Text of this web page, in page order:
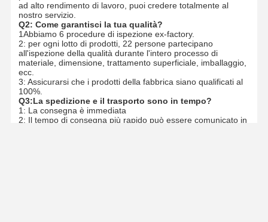
ad alto rendimento di lavoro, puoi credere totalmente al
nostro servizio.
Q2: Come garantisci la tua qualità?
1Abbiamo 6 procedure di ispezione ex-factory.
2: per ogni lotto di prodotti, 22 persone partecipano
all'ispezione della qualità durante l'intero processo di
materiale, dimensione, trattamento superficiale, imballaggio,
ecc.
3: Assicurarsi che i prodotti della fabbrica siano qualificati al
100%.
Q3:La spedizione e il trasporto sono in tempo?
1: La consegna è immediata
2: Il tempo di consegna più rapido può essere comunicato in